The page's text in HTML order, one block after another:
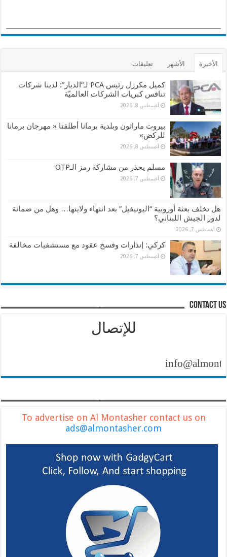
الأخيرة الأشهر تعليقات
كميل مكرزل رئيس PCA لـ”الديار”: لدينا شركات
تنافس كبريات الشركات العالميّة
أغسطس 8, 2026
بيروت ماراثون وبلدية برمانا أطلقتا « مهرجان برمانا
للركض»
أغسطس 8, 2026
مسلم يحذر من مشاركة رمز الـOTP
أغسطس 7, 2026
هل تخلف بعثة أوروبية “اليونيفيل” بعد انتهاء ولايتها… وهل من ضمانة
لدور الجيش اللبناني؟
أغسطس 7, 2026
كركي: إنذارات وفسخ عقود مع مستشفيات مخالفة
أغسطس 7, 2026
contact us
للإتصال
To advertise on Al Montasher contact us on
ads@almontasher.com